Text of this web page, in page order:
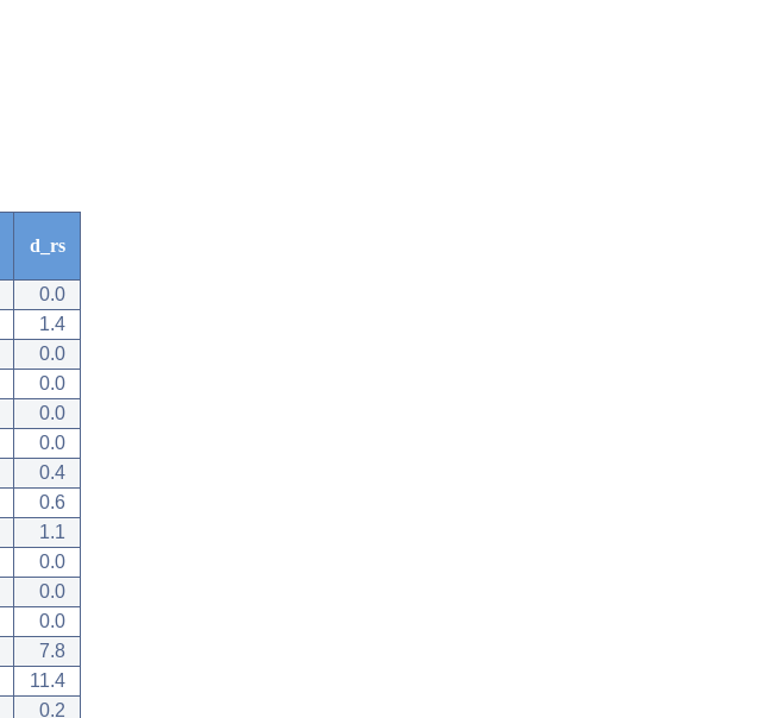
d_rs
0.0
1.4
0.0
0.0
0.0
0.0
0.4
0.6
1.1
0.0
0.0
0.0
7.8
11.4
0.2